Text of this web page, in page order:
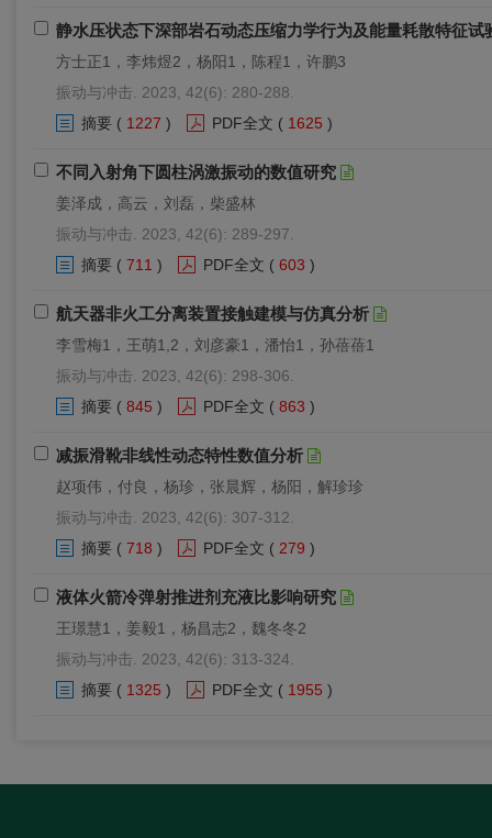
静水压状态下深部岩石动态压缩力学行为及能量耗散特征试
方士正1，李炜煜2，杨阳1，陈程1，许鹏3
振动与冲击. 2023, 42(6): 280-288.
摘要 ( 1227 ) PDF全文 ( 1625 )
不同入射角下圆柱涡激振动的数值研究
姜泽成，高云，刘磊，柴盛林
振动与冲击. 2023, 42(6): 289-297.
摘要 ( 711 ) PDF全文 ( 603 )
航天器非火工分离装置接触建模与仿真分析
李雪梅1，王萌1,2，刘彦豪1，潘怡1，孙蓓蓓1
振动与冲击. 2023, 42(6): 298-306.
摘要 ( 845 ) PDF全文 ( 863 )
减振滑靴非线性动态特性数值分析
赵项伟，付良，杨珍，张晨辉，杨阳，解珍珍
振动与冲击. 2023, 42(6): 307-312.
摘要 ( 718 ) PDF全文 ( 279 )
液体火箭冷弹射推进剂充液比影响研究
王璟慧1，姜毅1，杨昌志2，魏冬冬2
振动与冲击. 2023, 42(6): 313-324.
摘要 ( 1325 ) PDF全文 ( 1955 )